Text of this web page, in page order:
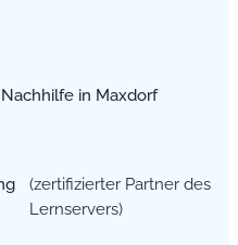
in Maxdorf
(zertifizierter Partner des
Lernservers)